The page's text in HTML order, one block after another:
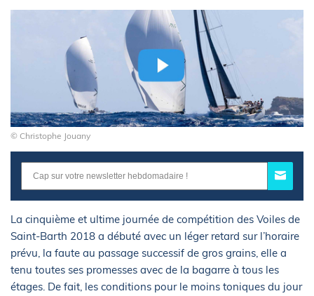
© Christophe Jouany
La cinquième et ultime journée de compétition des Voiles de
Saint-Barth 2018 a débuté avec un léger retard sur l’horaire
prévu, la faute au passage successif de gros grains, elle a
tenu toutes ses promesses avec de la bagarre à tous les
étages. De fait, les conditions pour le moins toniques du jour